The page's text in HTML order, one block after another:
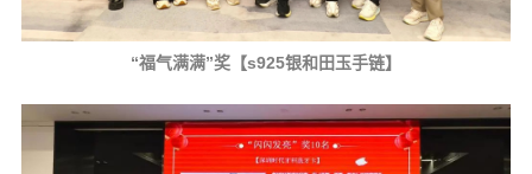
“福气满满”奖【s925银和田玉手链】